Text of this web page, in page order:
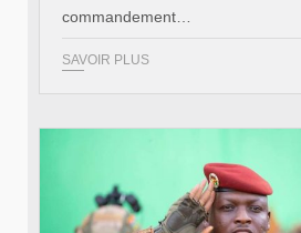
commandement…
SAVOIR PLUS